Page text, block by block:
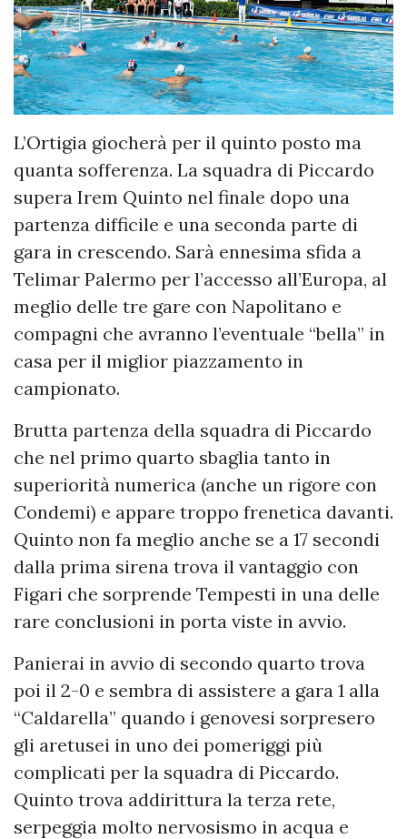
L’Ortigia giocherà per il quinto posto ma
quanta sofferenza. La squadra di Piccardo
supera Irem Quinto nel finale dopo una
partenza difficile e una seconda parte di
gara in crescendo. Sarà ennesima sfida a
Telimar Palermo per l’accesso all’Europa, al
meglio delle tre gare con Napolitano e
compagni che avranno l’eventuale “bella” in
casa per il miglior piazzamento in
campionato.
Brutta partenza della squadra di Piccardo
che nel primo quarto sbaglia tanto in
superiorità numerica (anche un rigore con
Condemi) e appare troppo frenetica davanti.
Quinto non fa meglio anche se a 17 secondi
dalla prima sirena trova il vantaggio con
Figari che sorprende Tempesti in una delle
rare conclusioni in porta viste in avvio.
Panierai in avvio di secondo quarto trova
poi il 2-0 e sembra di assistere a gara 1 alla
“Caldarella” quando i genovesi sorpresero
gli aretusei in uno dei pomeriggi più
complicati per la squadra di Piccardo.
Quinto trova addirittura la terza rete,
serpeggia molto nervosismo in acqua e